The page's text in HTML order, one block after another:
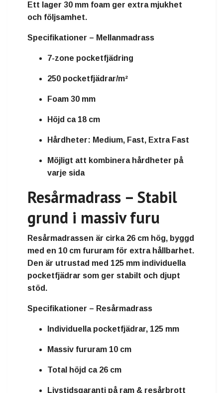
Ett lager 30 mm foam ger extra mjukhet
och följsamhet.
Specifikationer – Mellanmadrass
7-zone pocketfjädring
250 pocketfjädrar/m²
Foam 30 mm
Höjd ca 18 cm
Hårdheter: Medium, Fast, Extra Fast
Möjligt att kombinera hårdheter på
varje sida
Resårmadrass – Stabil
grund i massiv furu
Resårmadrassen är cirka 26 cm hög, byggd
med en 10 cm fururam för extra hållbarhet.
Den är utrustad med 125 mm individuella
pocketfjädrar som ger stabilt och djupt
stöd.
Specifikationer – Resårmadrass
Individuella pocketfjädrar, 125 mm
Massiv fururam 10 cm
Total höjd ca 26 cm
Livstidsgaranti på ram & resårbrott